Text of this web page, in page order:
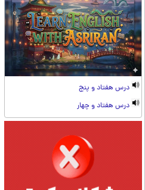
درس هفتاد و پنج
درس هفتاد و چهار